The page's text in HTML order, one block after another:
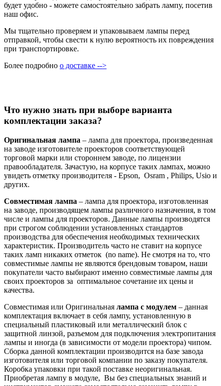
будет удобно - можете самостоятельно забрать лампу, посетив
наш офис.
Мы тщательно проверяем и упаковываем лампы перед
отправкой, чтобы свести к нулю вероятность их повреждения
при транспортировке.
Более подробно о доставке -->
Что нужно знать при выборе варианта
комплектации заказа?
Оригинальная лампа – лампа для проектора, произведенная
на заводе изготовителе проекторов соответствующей
торговой марки или стороннем заводе, по лицензии
правообладателя. Зачастую, на корпусе таких лампах, можно
увидеть отметку производителя - Epson, Osram , Philips, Usio и
других.
Совместимая лампа – лампа для проектора, изготовленная
на заводе, производящем лампы различного назначения, в том
числе и лампы для проекторов. Данные лампы производятся
при строгом соблюдении установленных стандартов
производства для обеспечения необходимых технических
характеристик. Производитель часто не ставит на корпусе
таких ламп никаких отметок (no name). Не смотря на то, что
совместимые лампы не являются брендовым товаром, наши
покупатели часто выбирают именно совместимые лампы для
своих проекторов за оптимальное сочетание их цены и
качества.
Совместимая или Оригинальная лампа с модулем – данная
комплектация включает в себя лампу, установленную в
специальный пластиковый или металлический блок с
защитной линзой, разъемом для подключения электропитания
лампы и иногда (в зависимости от модели проектора) чипом.
Сборка данной комплектации производится на базе завода
изготовителя или торговой компании по заказу покупателя.
Коробка упаковки при такой поставке неоригинальная.
Приобретая лампу в модуле, Вы без специальных знаний и